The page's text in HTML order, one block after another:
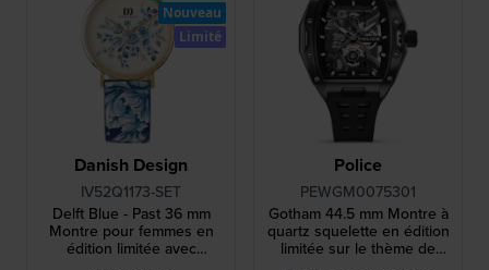
Danish Design
IV52Q1173-SET
Delft Blue - Past 36 mm
Montre pour femmes en
édition limitée avec
pendentif unique en bleu
Nouveau
Limité
Police
PEWGM0075301
Gotham 44.5 mm Montre à
quartz squelette en édition
limitée sur le thème de
Batman